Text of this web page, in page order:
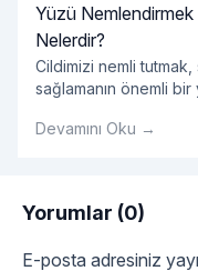
Yüzü
Nelerdir?
Cildimizi nemli
sağlamanın önemli bir
pazarlanan kozmetik
Peki, yüzü
nelerdir? Su İçmek:
Devamını Oku →
Yorumlar (0)
E-posta adresiniz